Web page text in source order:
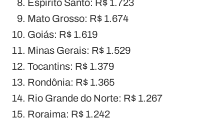
Espírito Santo: R$ 1.723
Mato Grosso: R$ 1.674
Goiás: R$ 1.619
Minas Gerais: R$ 1.529
Tocantins: R$ 1.379
Rondônia: R$ 1.365
Rio Grande do Norte: R$ 1.267
Roraima: R$ 1.242